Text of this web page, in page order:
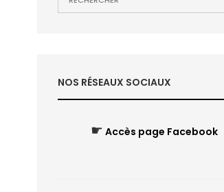
NOS RÉSEAUX SOCIAUX
☛ Accès page Facebook